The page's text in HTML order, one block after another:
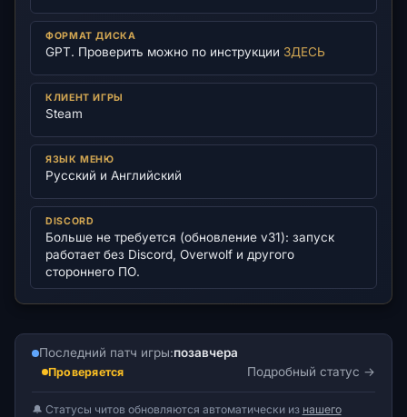
ФОРМАТ ДИСКА
GPT. Проверить можно по инструкции ЗДЕСЬ
КЛИЕНТ ИГРЫ
Steam
ЯЗЫК МЕНЮ
Русский и Английский
DISCORD
Больше не требуется (обновление v31): запуск
работает без Discord, Overwolf и другого
стороннего ПО.
Последний патч игры:позавчера
Проверяется Подробный статус
🔔 Статусы читов обновляются автоматически из нашего